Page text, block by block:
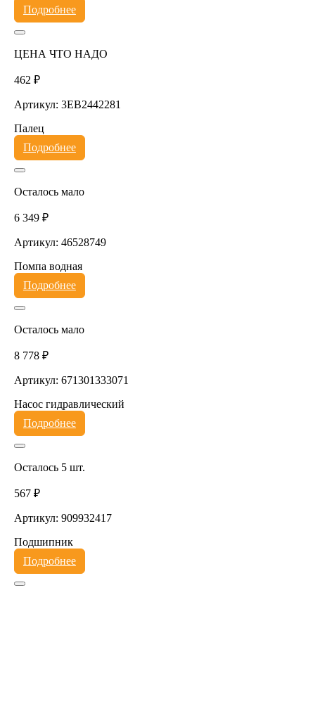
Подробнее
ЦЕНА ЧТО НАДО
462 ₽
Артикул: 3EB2442281
Палец
Подробнее
Осталось мало
6 349 ₽
Артикул: 46528749
Помпа водная
Подробнее
Осталось мало
8 778 ₽
Артикул: 671301333071
Насос гидравлический
Подробнее
Осталось 5 шт.
567 ₽
Артикул: 909932417
Подшипник
Подробнее